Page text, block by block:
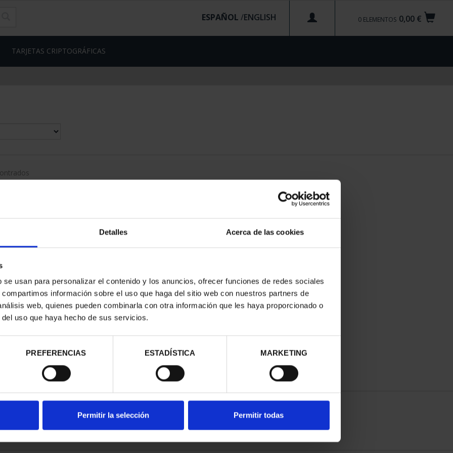
Detalles Acerca de las cookies
usan para personalizar el contenido y los anuncios, ofrecer funciones de redes sociales
información sobre el uso que haga del sitio web con nuestros partners de
web, quienes pueden combinarla con otra información que les haya proporcionado o
uso que haya hecho de sus servicios.
PREFERENCIAS ESTADÍSTICA MARKETING
Permitir la selección Permitir todas
0,00 €
0 ELEMENTOS
ESPAÑOL /
TARJETAS CRIPTOGRÁFICAS
-
HENARES
CIUDADES PATRIMONIO -
ÁVILA